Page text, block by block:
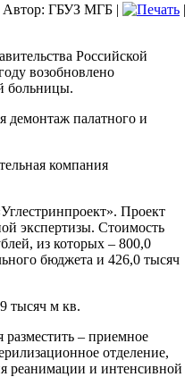
Автор: ГБУЗ МГБ |
|
Российской
возобновлено
больницы.
демонтаж палатного и
компания
Проект
экспертизы. Стоимость
из которых – 800,0
бюджета и 426,0 тысяч
тысяч м кв.
разместить – приемное
отделение,
реанимации и интенсивной